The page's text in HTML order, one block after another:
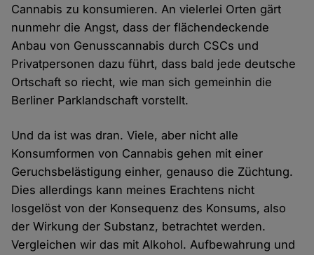
Cannabis zu konsumieren. An vielerlei Orten gärt
nunmehr die Angst, dass der flächendeckende
Anbau von Genusscannabis durch CSCs und
Privatpersonen dazu führt, dass bald jede deutsche
Ortschaft so riecht, wie man sich gemeinhin die
Berliner Parklandschaft vorstellt.
Und da ist was dran. Viele, aber nicht alle
Konsumformen von Cannabis gehen mit einer
Geruchsbelästigung einher, genauso die Züchtung.
Dies allerdings kann meines Erachtens nicht
losgelöst von der Konsequenz des Konsums, also
der Wirkung der Substanz, betrachtet werden.
Vergleichen wir das mit Alkohol. Aufbewahrung und